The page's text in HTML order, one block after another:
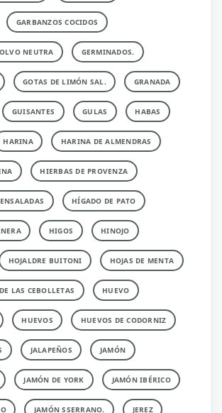
GARBANZOS COCIDOS
NEUTRA GERMINADOS.
GOTAS DE LIMÓN SAL. GRANADA
GUISANTES GULAS HABAS
HARINA HARINA DE ALMENDRAS
HIERBAS DE PROVENZA
HÍGADO DE PATO
HIGOS HINOJO
HOJALDRE BUITONI HOJAS DE MENTA
LAS CEBOLLETAS HUEVO
HUEVOS HUEVOS DE CODORNIZ
JALAPEÑOS JAMÓN
JAMÓN DE YORK JAMÓN IBÉRICO
JAMÓN SSERRANO. JEREZ